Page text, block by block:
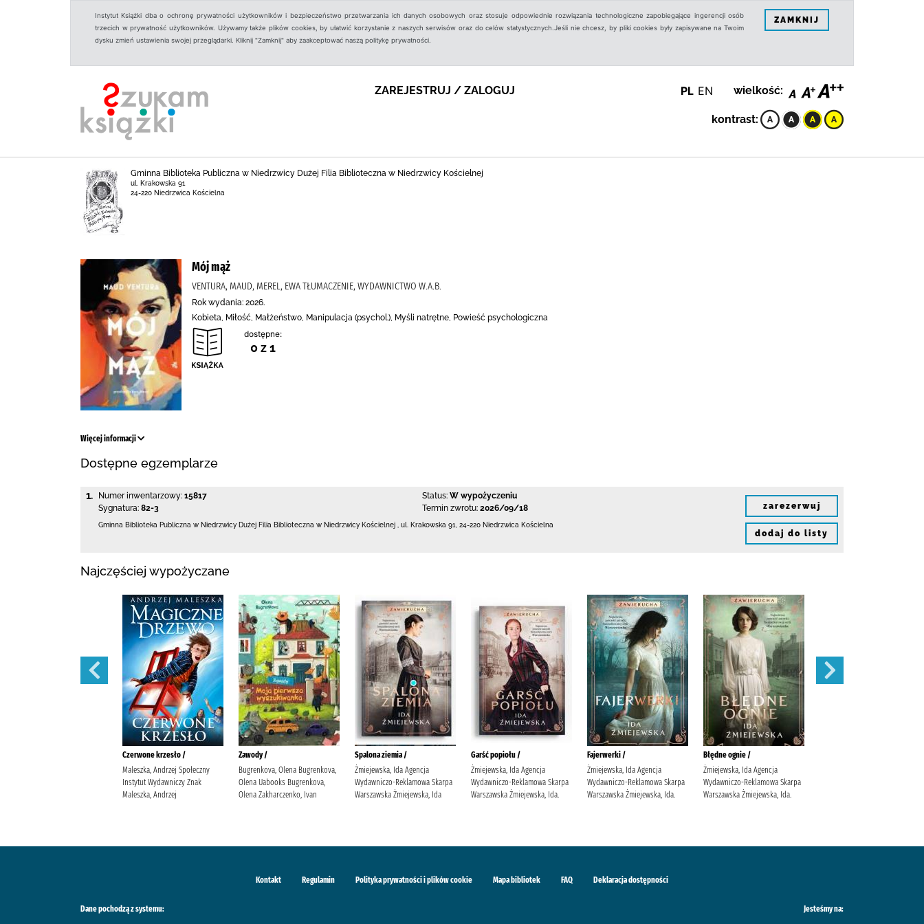
Instytut Książki dba o ochronę prywatności użytkowników i bezpieczeństwo przetwarzania ich danych osobowych oraz stosuje odpowiednie rozwiązania technologiczne zapobiegające ingerencji osób
trzecich w prywatność użytkowników. Używamy także plików cookies, by ułatwić korzystanie z naszych serwisów oraz do celów statystycznych.Jeśli nie chcesz, by pliki cookies były zapisywane na Twoim
dysku zmień ustawienia swojej przeglądarki. Kliknij "Zamknij" aby zaakceptować naszą politykę prywatności.
ZAMKNIJ
ZAREJESTRUJ / ZALOGUJ PL EN wielkość:
kontrast:
Gminna Biblioteka Publiczna w Niedrzwicy Dużej Filia Biblioteczna w Niedrzwicy Kościelnej
ul. Krakowska 91
24-220 Niedrzwica Kościelna
Mój mąż
VENTURA, MAUD, MEREL, EWA TŁUMACZENIE, WYDAWNICTWO W.A.B.
Rok wydania: 2026.
Kobieta, Miłość, Małżeństwo, Manipulacja (psychol.), Myśli natrętne, Powieść psychologiczna
dostępne:
0 z 1
Więcej informacji
Dostępne egzemplarze
1. Numer inwentarzowy: 15817
Sygnatura: 82-3
Status: W wypożyczeniu
Termin zwrotu: 2026/09/18
Gminna Biblioteka Publiczna w Niedrzwicy Dużej Filia Biblioteczna w Niedrzwicy Kościelnej ul. Krakowska 91 24-220 Niedrzwica Kościelna
zarezerwuj
dodaj do listy
Najczęściej wypożyczane
Czerwone krzesło /
Maleszka, Andrzej Społeczny
Instytut Wydawniczy Znak
Maleszka, Andrzej
Zawody /
Bugrenkova, Olena Bugrenkova,
Olena Uabooks Bugrenkova,
Olena Zakharczenko, Ivan
Spalona ziemia /
Żmiejewska, Ida Agencja
Wydawniczo-Reklamowa Skarpa
Warszawska Żmiejewska, Ida
Garść popiołu /
Żmiejewska, Ida Agencja
Wydawniczo-Reklamowa Skarpa
Warszawska Żmiejewska, Ida.
Fajerwerki /
Żmiejewska, Ida Agencja
Wydawniczo-Reklamowa Skarpa
Warszawska Żmiejewska, Ida.
Błędne ognie /
Żmiejewska, Ida Agencja
Wydawniczo-Reklamowa Skarpa
Warszawska Żmiejewska, Ida.
Kontakt Regulamin Polityka prywatności i plików cookie Mapa bibliotek FAQ Deklaracja dostępności
Dane pochodzą z systemu: Jesteśmy na: